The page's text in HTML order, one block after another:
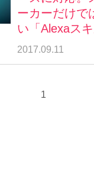
ーカーだけで
い「Alexaス
2017.09.11
1